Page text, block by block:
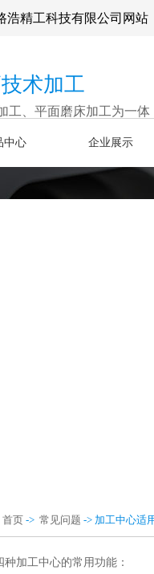
浩精工科技有限公司网站
术加工
工、平面磨床加工为一体
中心 企业展示
首页 -> 常见问题 -> 加工中心适
种加工中心的常用功能：